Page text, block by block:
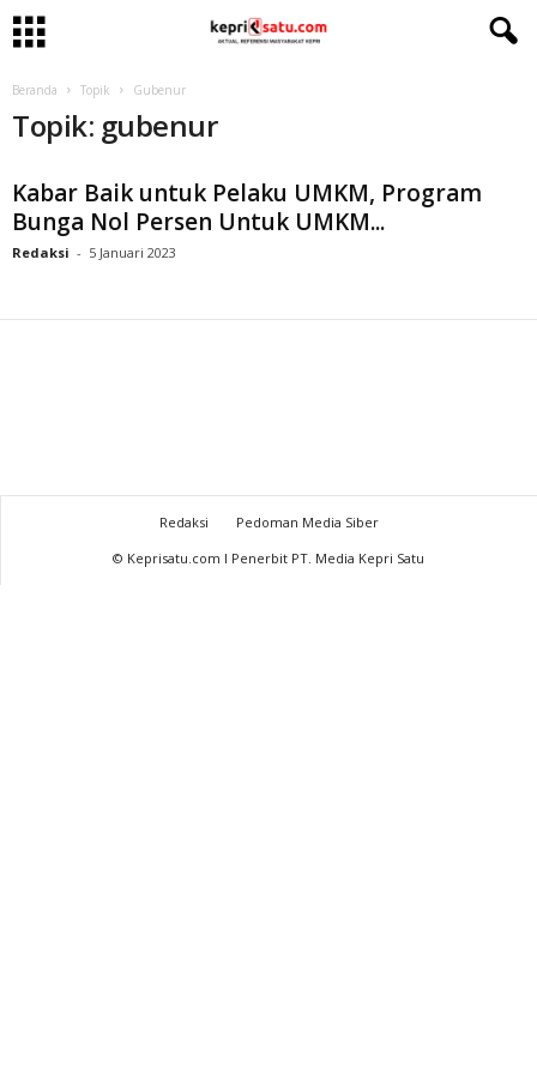
Beranda Topik Gubenur
Topik: gubenur
Kabar Baik untuk Pelaku UMKM, Program
Bunga Nol Persen Untuk UMKM...
Redaksi - 5 Januari 2023
Redaksi
Pedoman Media Siber
© Keprisatu.com I Penerbit PT. Media Kepri Satu